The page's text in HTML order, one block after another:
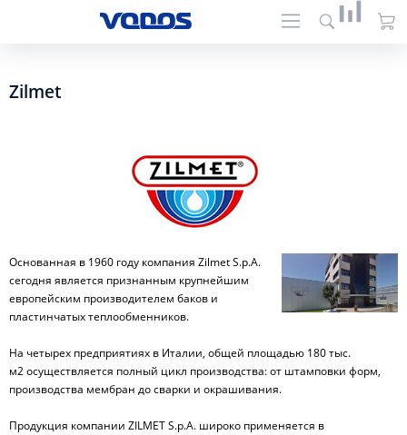
Zilmet
Основанная в 1960 году компания Zilmet S.p.A.
сегодня является признанным крупнейшим
европейским производителем баков и
пластинчатых теплообменников.
На четырех предприятиях в Италии, общей площадью 180 тыс.
м2 осуществляется полный цикл производства: от штамповки форм,
производства мембран до сварки и окрашивания.
Продукция компании ZILMET S.p.A. широко применяется в